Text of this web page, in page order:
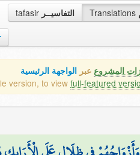
tafasir التفاسيــر Translations
المشروع عبر الواجهة الرئيسية
version, to view full-featured